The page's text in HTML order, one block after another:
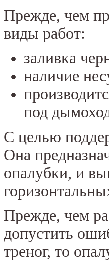
Прежде, чем
виды работ:
заливка
наличие
под
С целью
Она
опалубки, и
Прежде, чем
допустить
треног, то